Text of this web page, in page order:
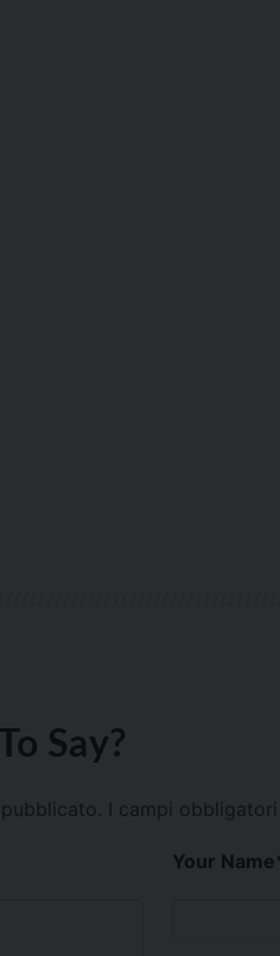
Say?
I campi
Your Name